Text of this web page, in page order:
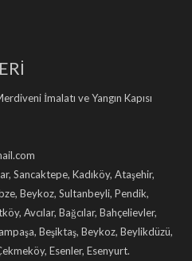
İmalatı ve Yangın Kapısı
Sancaktepe, Kadıköy, Ataşehir,
Beykoz, Sultanbeyli, Pendik,
Avcılar, Bağcılar, Bahçelievler,
Beşiktaş, Beykoz, Beylikdüzü,
Esenler, Esenyurt.